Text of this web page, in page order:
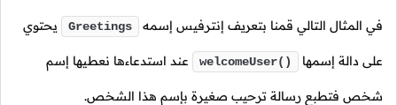
في المثال التالي قمنا بتعريف إنترفيس إسمه Greetings يحتوي
على دالة إسمها welcomeUser() عند استدعاءها نعطيها إسم
شخص فتطبع رسالة ترحيب صغيرة بإسم هذا الشخص.